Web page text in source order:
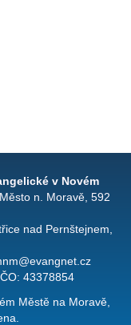
v Novém
n. Moravě, 592
nad Pernštejnem,
43378854
Městě na Moravě,